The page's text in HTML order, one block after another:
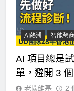
AI熱潮 智能營
AI 項目總是
單，避開 3
老闆維基 2